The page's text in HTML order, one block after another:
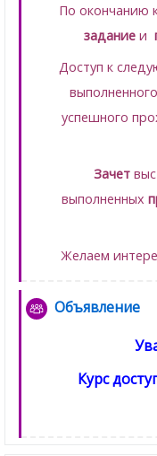
По окончанию
заданиеи
Доступ к
успешного
Зачет
выполненных
Желаем
Объявление
Форум
Курс